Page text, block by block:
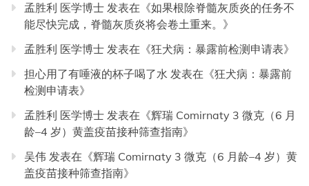
孟胜利 医学博士 发表在《如果根除脊髓灰质炎的任务不
能尽快完成，脊髓灰质炎将会卷土重来。 》
孟胜利 医学博士 发表在《狂犬病：暴露前检测申请表》
担心用了有唾液的杯子喝了水 发表在《狂犬病：暴露前
检测申请表》
孟胜利 医学博士 发表在《辉瑞 Comirnaty 3 微克（6 月
龄–4 岁）黄盖疫苗接种筛查指南》
吴伟 发表在《辉瑞 Comirnaty 3 微克（6 月龄–4 岁）黄
盖疫苗接种筛查指南》